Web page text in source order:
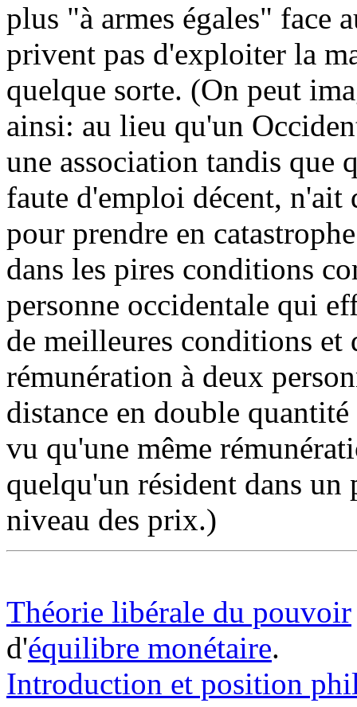
plus "à armes égales" face
privent pas d'exploiter la
quelque sorte. (On peut
ainsi: au lieu qu'un
une association tandis que
faute d'emploi décent, n'ait
pour prendre en
dans les pires conditions
personne occidentale qui
de meilleures conditions
rémunération à deux
distance en double
vu qu'une même
quelqu'un résident dans un
niveau des prix.)
Théorie libérale du pouvoir
d'équilibre monétaire.
Introduction et position